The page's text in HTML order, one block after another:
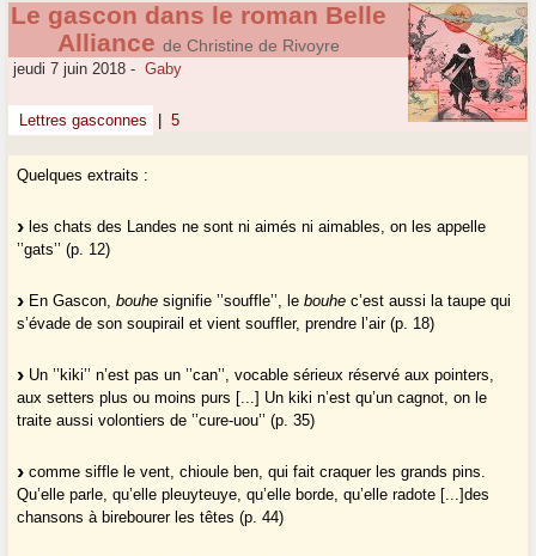
Le gascon dans le roman Belle
Alliance de Christine de Rivoyre
jeudi 7 juin 2018 - Gaby
Lettres gasconnes 5
Quelques extraits :
les chats des Landes ne sont ni aimés ni aimables, on les appelle
’’gats’’ (p. 12)
En Gascon,bouhe signifie ’’souffle’’, lebouhe c’est aussi la taupe qui
s’évade de son soupirail et vient souffler, prendre l’air (p. 18)
Un ’’kiki’’ n’est pas un ’’can’’, vocable sérieux réservé aux pointers,
aux setters plus ou moins purs [...] Un kiki n’est qu’un cagnot, on le
traite aussi volontiers de ’’cure-uou’’ (p. 35)
comme siffle le vent, chioule ben, qui fait craquer les grands pins.
Qu’elle parle, qu’elle pleuyteuye, qu’elle borde, qu’elle radote [...]des
chansons à birebourer les têtes (p. 44)